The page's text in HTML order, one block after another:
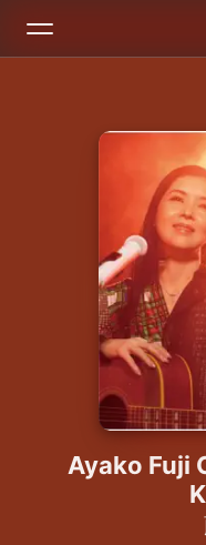
新着おすすめ
ラジオ
Apple
Ayako Fuji